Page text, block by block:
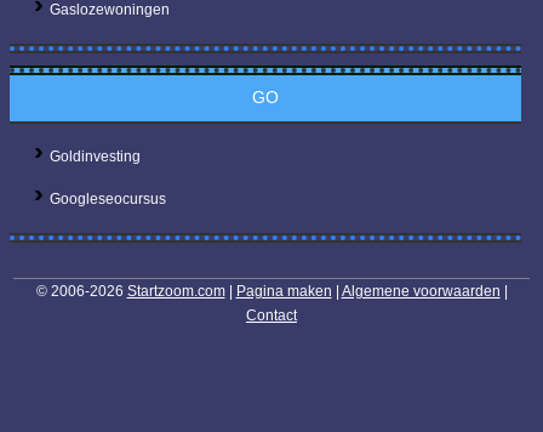
Gaslozewoningen
GO
Goldinvesting
Googleseocursus
© 2006-2026 Startzoom.com| Pagina maken Algemene voorwaarden
Contact